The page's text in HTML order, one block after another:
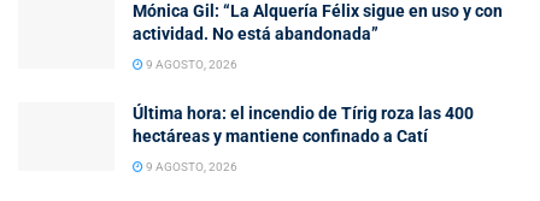
Mónica Gil: “La Alquería Félix sigue en uso y con
actividad. No está abandonada”
9 AGOSTO, 2026
Última hora: el incendio de Tírig roza las 400
hectáreas y mantiene confinado a Catí
9 AGOSTO, 2026